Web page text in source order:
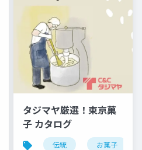
タジマヤ厳選！東京菓
子 カタログ
伝統 お菓子